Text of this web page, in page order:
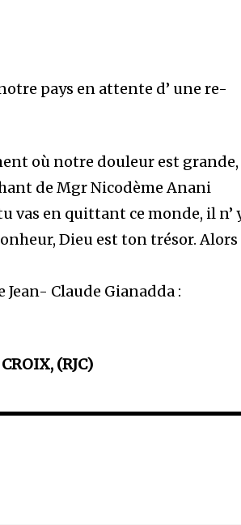
pays en attente d’ une re-
où notre douleur est grande,
de Mgr Nicodème Anani
vas en quittant ce monde, il n’
Dieu est ton trésor. Alors
Claude Gianadda :
(RJC)